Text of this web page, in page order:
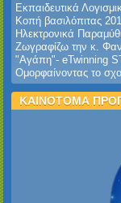
Εκπαιδευτικά
Κοπή βασιλόπιτας
Ηλεκτρονικά
Ζωγραφίζω την κ.
"Αγάπη"- eTwinning
Ομορφαίνοντας το
ΚΑΙΝΟΤΟΜΑ